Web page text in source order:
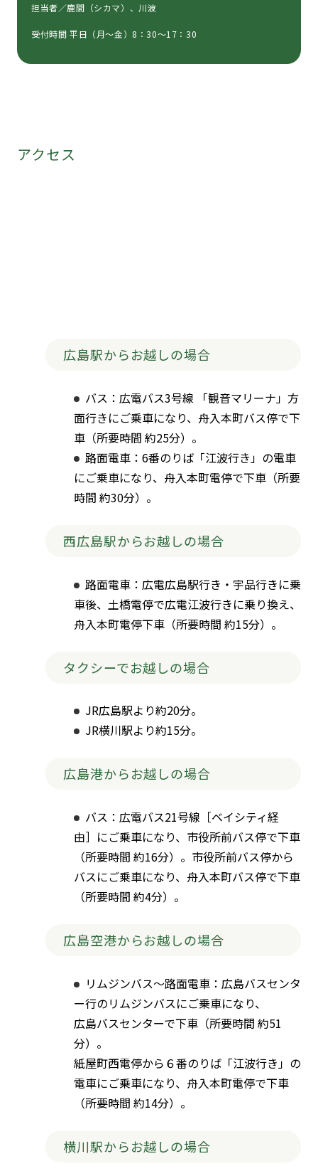
担当者／鹿間（シカマ）、川波
受付時間 平日（月〜金）8：30～17：30
アクセス
広島駅からお越しの場合
バス：広電バス3号線 「観音マリーナ」方
面行きにご乗車になり、舟入本町バス停で下
車（所要時間 約25分）。
路面電車：6番のりば「江波行き」の電車
にご乗車になり、舟入本町電停で下車（所要
時間 約30分）。
西広島駅からお越しの場合
路面電車：広電広島駅行き・宇品行きに乗
車後、土橋電停で広電江波行きに乗り換え、
舟入本町電停下車（所要時間 約15分）。
タクシーでお越しの場合
JR広島駅より約20分。
JR横川駅より約15分。
広島港からお越しの場合
バス：広電バス21号線［ベイシティ経
由］にご乗車になり、市役所前バス停で下車
（所要時間 約16分）。市役所前バス停から
バスにご乗車になり、舟入本町バス停で下車
（所要時間 約4分）。
広島空港からお越しの場合
リムジンバス〜路面電車：広島バスセンタ
ー行のリムジンバスにご乗車になり、
広島バスセンターで下車（所要時間 約51
分）。
紙屋町西電停から６番のりば「江波行き」の
電車にご乗車になり、舟入本町電停で下車
（所要時間 約14分）。
横川駅からお越しの場合